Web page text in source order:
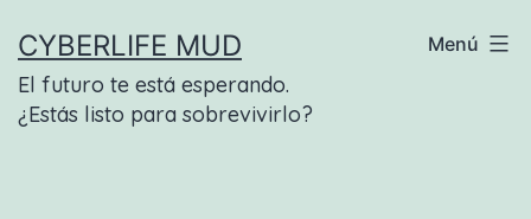
contenido
CYBERLIFE MUD
El futuro te está esperando.
¿Estás listo para sobrevivirlo?
Menú